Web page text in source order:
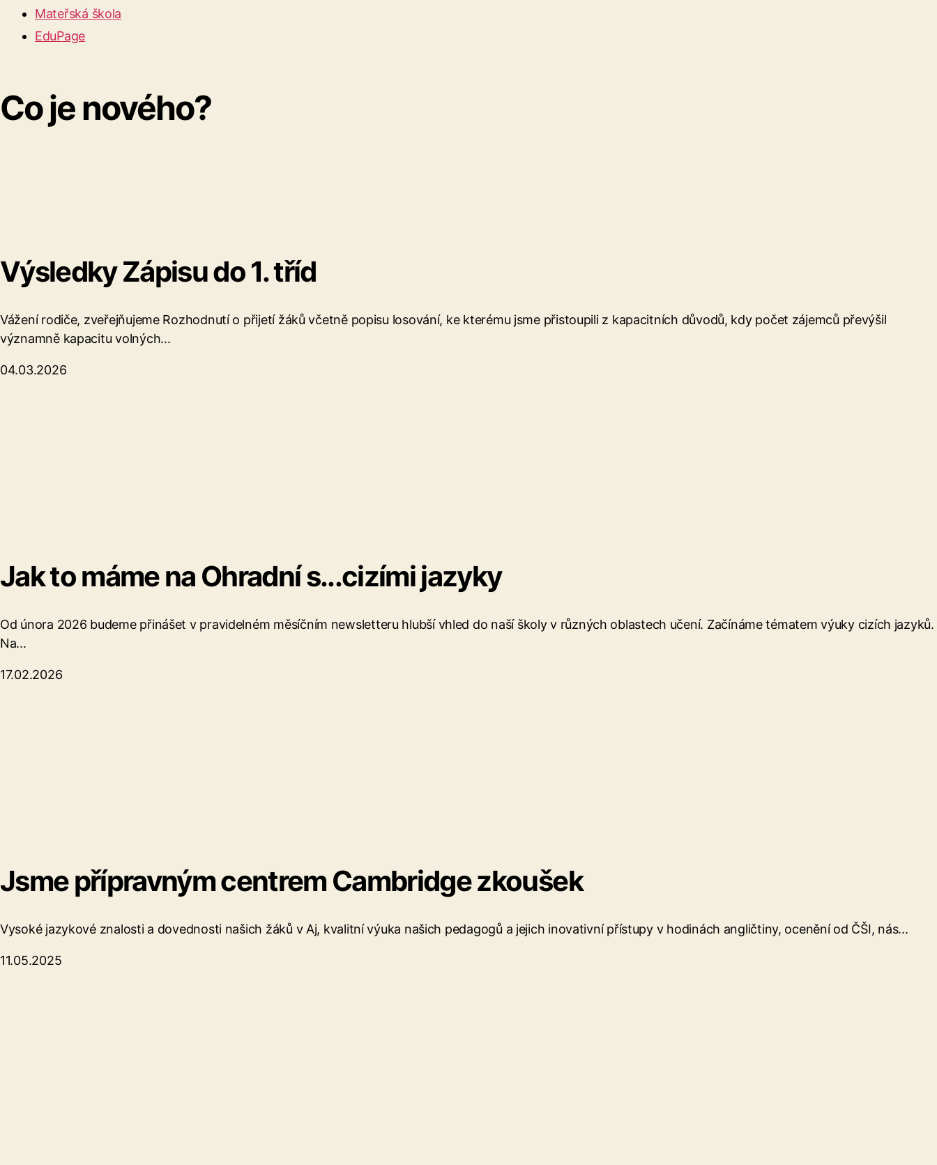
Mateřská škola
EduPage
Co je nového?
Výsledky Zápisu do 1. tříd
Vážení rodiče, zveřejňujeme Rozhodnutí o přijetí žáků včetně popisu losování, ke kterému jsme přistoupili z kapacitních důvodů, kdy počet zájemců převýšil
významně kapacitu volných...
04.03.2026
Jak to máme na Ohradní s...cizími jazyky
Od února 2026 budeme přinášet v pravidelném měsíčním newsletteru hlubší vhled do naší školy v různých oblastech učení. Začínáme tématem výuky cizích jazyků.
Na...
17.02.2026
Jsme přípravným centrem Cambridge zkoušek
Vysoké jazykové znalosti a dovednosti našich žáků v Aj, kvalitní výuka našich pedagogů a jejich inovativní přístupy v hodinách angličtiny, ocenění od ČŠI, nás...
11.05.2025